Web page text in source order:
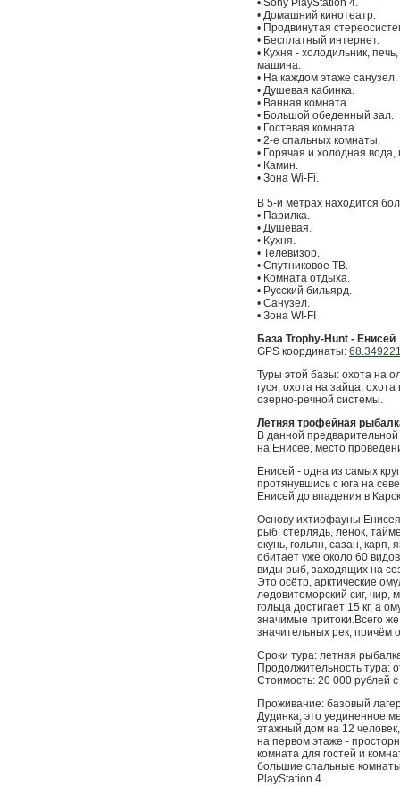
• Sony PlayStation 4.
• Домашний кинотеатр.
• Продвинутая
• Бесплатный интернет.
• Кухня - холодильник,
машина.
• На каждом этаже санузел.
• Душевая кабинка.
• Ванная комната.
• Большой обеденный зал.
• Гостевая комната.
• 2-е спальных комнаты.
• Горячая и холодная
• Камин.
• Зона Wi-Fi.
В 5-и метрах находится
• Парилка.
• Душевая.
• Кухня.
• Телевизор.
• Спутниковое ТВ.
• Комната отдыха.
• Русский бильярд.
• Санузел.
• Зона WI-FI
База Trophy-Hunt - Енисей
GPS координаты:
Туры этой базы: охота на
гуся, охота на зайца,
озерно-речной системы.
Летняя трофейная
В данной
на Енисее, место
Енисей - одна из самых
протянувшись с юга на
Енисей до впадения в
Основу ихтиофауны
рыб: стерлядь, ленок,
окунь, гольян, сазан, карп,
обитает уже около 60
виды рыб, заходящих на
Это осётр, арктические
ледовитоморский сиг, чир,
гольца достигает 15 кг, а
значимые притоки.Всего
значительных рек, причём
Сроки тура: летняя
Продолжительность тура:
Стоимость: 20 000 рублей с
Проживание: базовый
Дудинка, это уединенное
этажный дом на 12
на первом этаже -
комната для гостей и
большие спальные
PlayStation 4.